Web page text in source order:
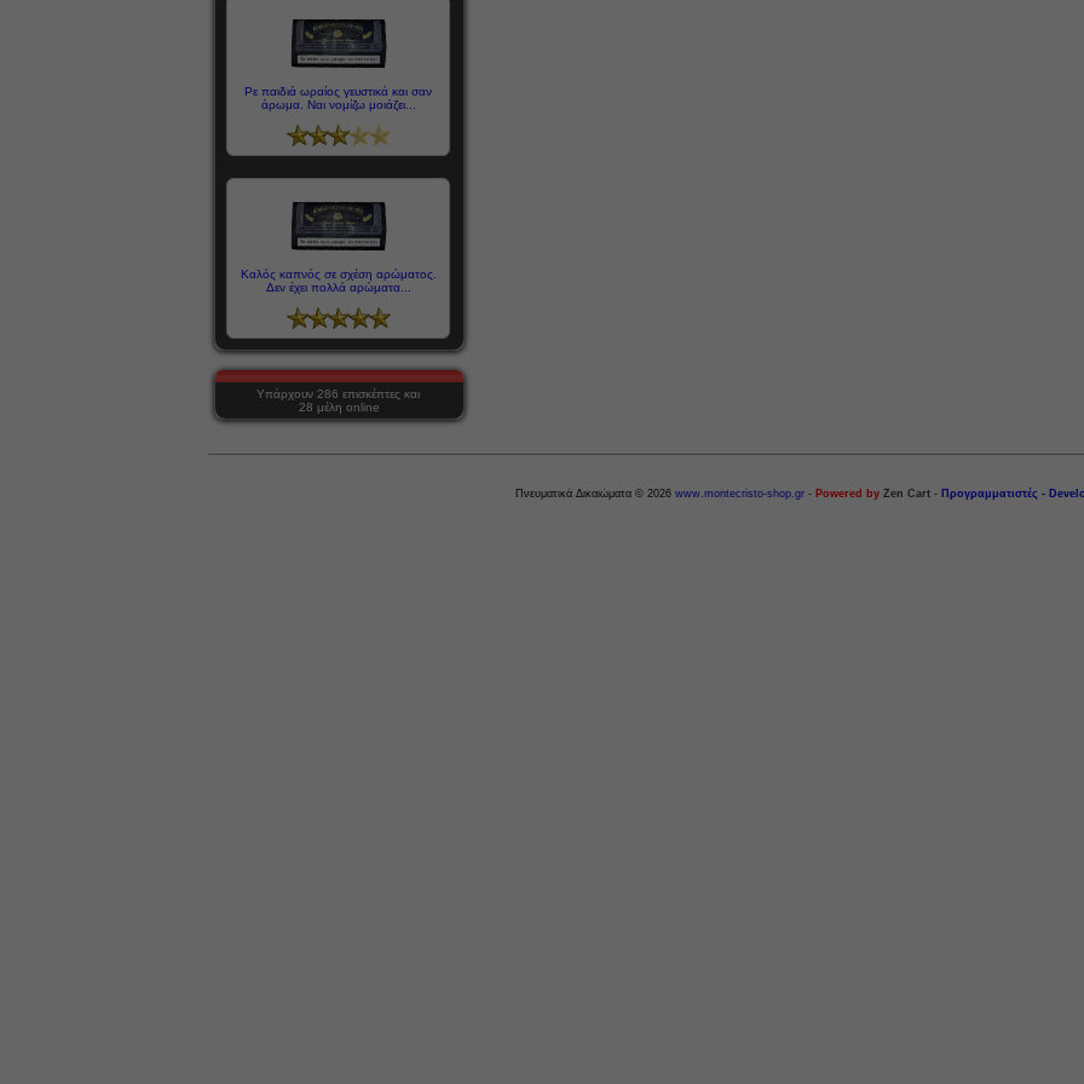
Ρε παιδιά ωραίος γευστικά και σαν
άρωμα. Ναι νομίζω μοιάζει...
Καλός καπνός σε σχέση αρώματος.
Δεν έχει πολλά αρώματα...
Υπάρχουν 286 επισκέπτες και
28 μέλη online
Πνευματικά Δικαιώματα © 2026 www.montecristo-shop.gr - Powered by Zen Cart - Προγραμματιστές -